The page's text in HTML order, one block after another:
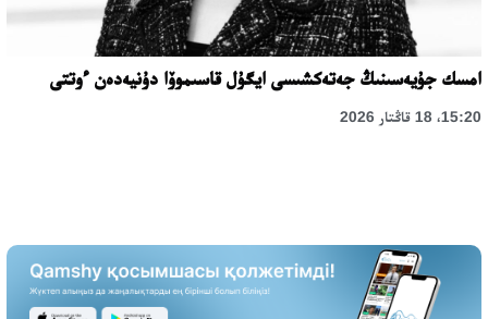
امسك جۇيەسىنىڭ جەتەكشىسى ايگۇل قاسىموۆا دۇنيەدەن ءوتتى
15:20، 18 قاڭتار 2026